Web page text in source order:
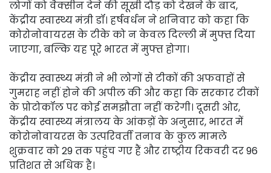
लोगों को वैक्सीन देने की सूखी दौड़ को देखने के बाद,
केंद्रीय स्वास्थ्य मंत्री डॉ। हर्षवर्धन ने शनिवार को कहा कि
कोरोनोवायरस के टीके को न केवल दिल्ली में मुफ्त दिया
जाएगा, बल्कि यह पूरे भारत में मुफ्त होगा।
केंद्रीय स्वास्थ्य मंत्री ने भी लोगों से टीकों की अफवाहों से
गुमराह नहीं होने की अपील की और कहा कि सरकार टीकों
के प्रोटोकॉल पर कोई समझौता नहीं करेगी। दूसरी ओर,
केंद्रीय स्वास्थ्य मंत्रालय के आंकड़ों के अनुसार, भारत में
कोरोनोवायरस के उत्परिवर्ती तनाव के कुल मामले
शुक्रवार को 29 तक पहुंच गए हैं और राष्ट्रीय रिकवरी दर 96
प्रतिशत से अधिक है।